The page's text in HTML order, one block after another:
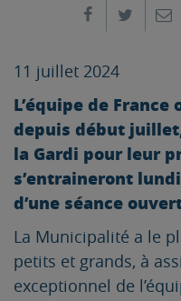
Partager
11 juillet 2024
L’équipe de
depuis début
la Gardi pour leur
s’entraineront
d’une séance
La Municipalité a le
petits et grands, à
exceptionnel de